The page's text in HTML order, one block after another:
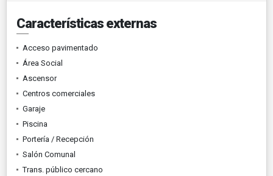
Características externas
Acceso pavimentado
Área Social
Ascensor
Centros comerciales
Garaje
Piscina
Portería / Recepción
Salón Comunal
Trans. público cercano